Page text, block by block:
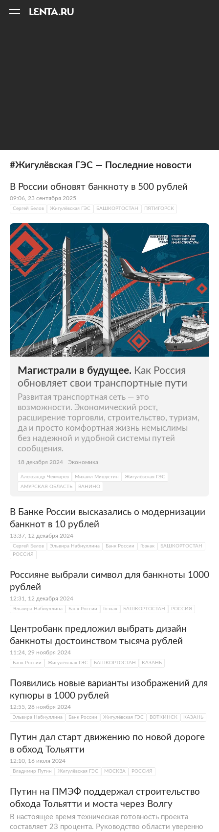
#Жигулёвская ГЭС — Последние новости
В России обновят банкноту в 500 рублей
09:06, 23 сентября 2025
Сергей Белов Жигулёвская ГЭС БАШКОРТОСТАН ПЯТИГОРСК
Магистрали в будущее. Как Россия
обновляет свои транспортные пути
Развитая транспортная сеть — это
возможности. Экономический рост,
расширение торговли, строительство, туризм,
да и просто комфортная жизнь немыслимы
без надежной и удобной системы путей
сообщения.
18 декабря 2024 Экономика
Александр Чекмарев Михаил Мишустин
Жигулёвская ГЭС
АМУРСКАЯ ОБЛАСТЬ
ВАНИНО
В Банке России высказались о модернизации
банкнот в 10 рублей
13:37, 12 декабря 2024
Сергей Белов Эльвира Набиуллина Банк России Гознак
БАШКОРТОСТАН
РОССИЯ
Россияне выбрали символ для банкноты 1000
рублей
12:31, 12 декабря 2024
Эльвира Набиуллина Банк России Гознак БАШКОРТОСТАН РОССИЯ
Центробанк предложил выбрать дизайн
банкноты достоинством тысяча рублей
11:24, 29 ноября 2024
Банк России Жигулёвская ГЭС БАШКОРТОСТАН КАЗАНЬ
Появились новые варианты изображений для
купюры в 1000 рублей
12:55, 28 ноября 2024
Эльвира Набиуллина Банк России Жигулёвская ГЭС ВОТКИНСК КАЗАНЬ
Путин дал старт движению по новой дороге
в обход Тольятти
12:10, 16 июля 2024
Владимир Путин Жигулёвская ГЭС МОСКВА РОССИЯ
Путин на ПМЭФ поддержал строительство
обхода Тольятти и моста через Волгу
В настоящее время техническая готовность проекта
составляет 23 процента. Руководство области уверенно